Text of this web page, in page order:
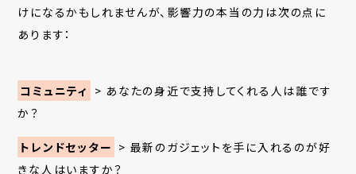
けになるかもしれませんが、影響力の本当の力は次の点に
あります：
コミュニティ > あなたの身近で支持してくれる人は誰です
か？
トレンドセッター > 最新のガジェットを手に入れるのが好
きな人はいますか？